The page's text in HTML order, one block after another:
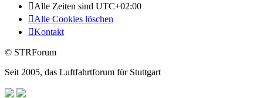
Alle Zeiten sind UTC+02:00
Alle Cookies löschen
Kontakt
© STRForum
Seit 2005, das Luftfahrtforum für Stuttgart